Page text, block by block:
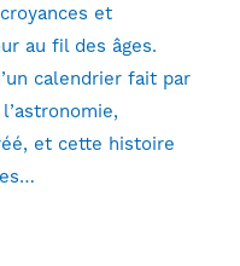
et
au fil des âges.
calendrier fait par
et cette histoire